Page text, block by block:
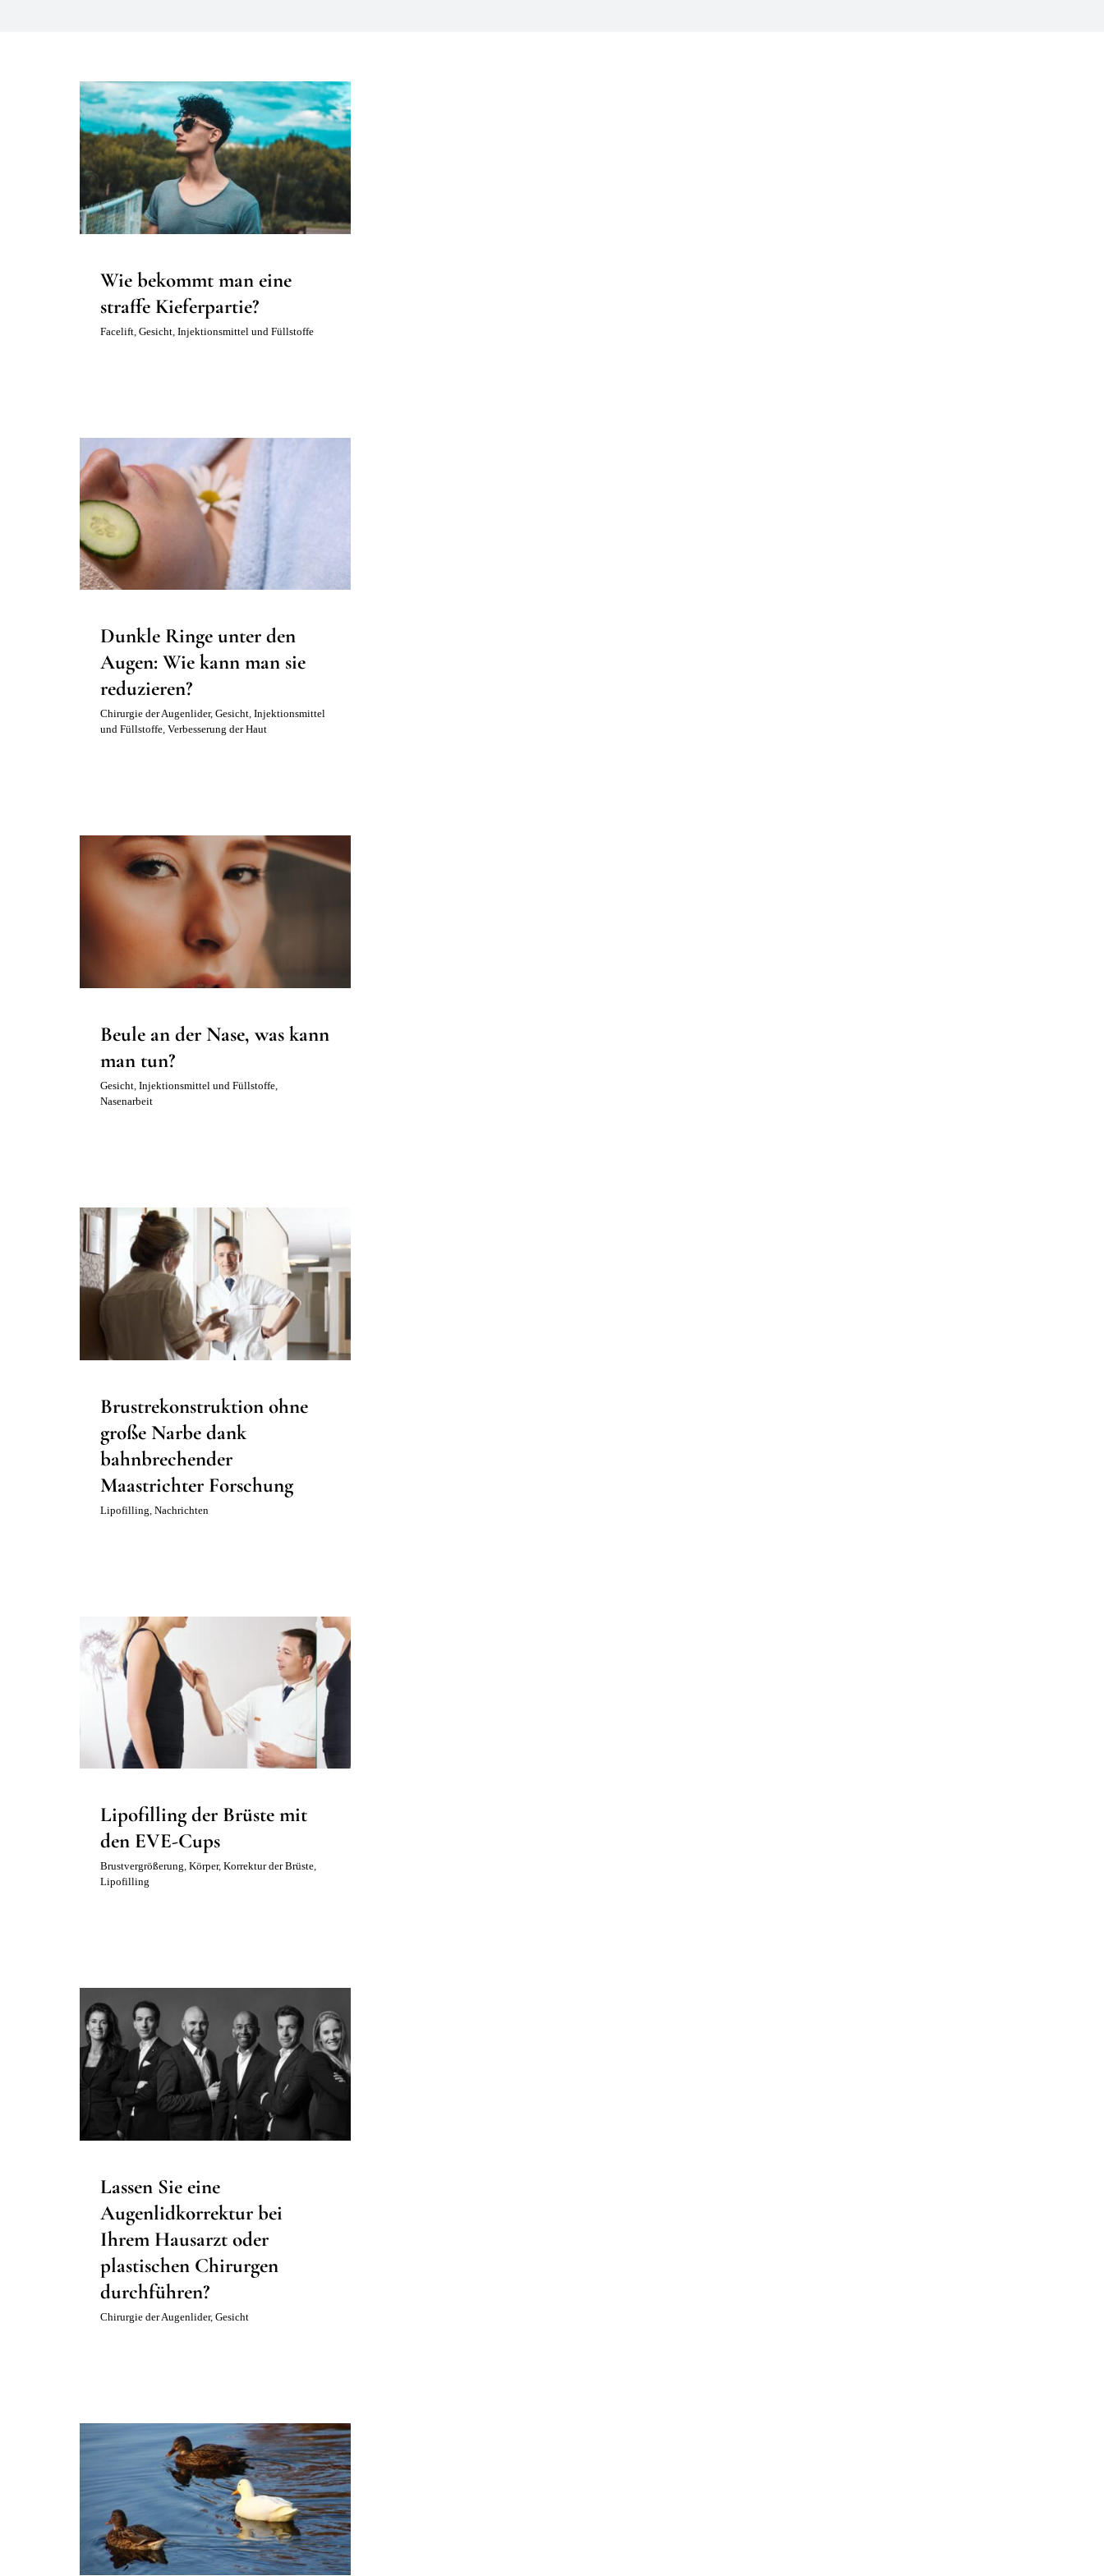
Wie bekommt man eine straffe
Kieferpartie?
Facelift Gesicht Injektionsmittel und Füllstoffe
Wie bekommt man eine
straffe Kieferpartie?
Facelift Gesicht Injektionsmittel und Füllstoffe
Dunkle Ringe unter den Augen:
Wie kann man sie reduzieren?
Chirurgie der Augenlider Gesicht
Injektionsmittel
und Füllstoffe
Verbesserung der Haut
Dunkle Ringe unter den
Augen: Wie kann man sie
reduzieren?
Chirurgie der Augenlider, Gesicht, Injektionsmittel
und Füllstoffe, Verbesserung der Haut
Beule an der Nase, was kann
man tun?
Injektionsmittel und Füllstoffe
Nasenarbeit
Beule an der Nase, was kann
man tun?
Gesicht Injektionsmittel und Füllstoffe
Nasenarbeit
Brustrekonstruktion ohne
große Narbe dank
bahnbrechender Maastrichter
Forschung
Lipofilling Nachrichten
Brustrekonstruktion ohne
große Narbe dank
bahnbrechender
Maastrichter Forschung
Lipofilling Nachrichten
Lipofilling der Brüste mit den
EVE-Cups
Brustvergrößerung Körper
Korrektur der Brüste
Lipofilling
Lipofilling der Brüste mit
den EVE-Cups
Brustvergrößerung, Körper, Korrektur der Brüste,
Lipofilling
Lassen Sie eine
Augenlidkorrektur bei Ihrem
Hausarzt oder plastischen
Chirurgen durchführen?
Chirurgie der Augenlider Gesicht
Lassen Sie eine
Augenlidkorrektur bei
Ihrem Hausarzt oder
plastischen Chirurgen
durchführen?
Chirurgie der Augenlider, Gesicht
Plastischer Chirurg oder
Kosmetikarzt: Was ist der
Unterschied?
Unkategorisiert